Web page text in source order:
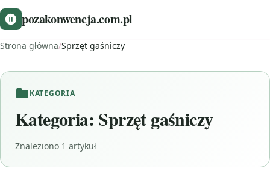
pozakonwencja.com.pl
Strona główna/Sprzęt gaśniczy
KATEGORIA
Kategoria: Sprzęt gaśniczy
Znaleziono 1 artykuł